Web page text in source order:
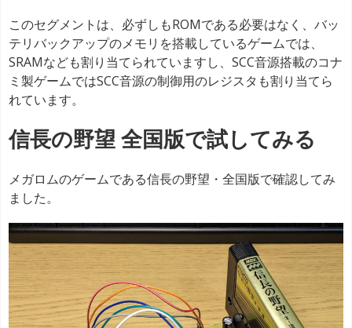
このセグメントは、必ずしもROMである必要はなく、バッ
テリバックアップのメモリを搭載しているゲームでは、
SRAMなども割り当てられていますし、SCC音源搭載のコナ
ミ製ゲームではSCC音源の制御用のレジスタも割り当てら
れています。
信長の野望 全国版で試してみる
メガロムのゲームである信長の野望・全国版で確認してみ
ました。